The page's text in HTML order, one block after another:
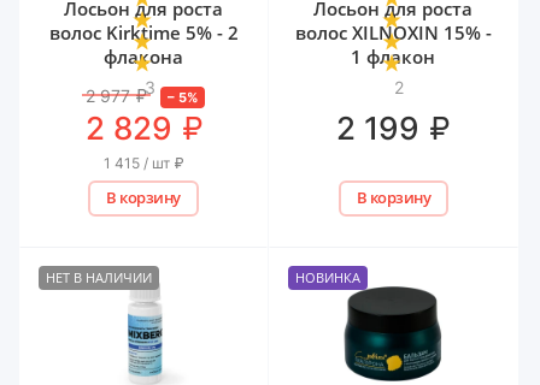
3
Лосьон для роста
волос Kirktime 5% - 2
флакона
2 977 ₽ –5%
2 829 ₽
1 415 / шт ₽
В корзину
2
Лосьон для роста
волос XILNOXIN 15% -
1 флакон
2 199 ₽
В корзину
НЕТ В НАЛИЧИИ НОВИНКА